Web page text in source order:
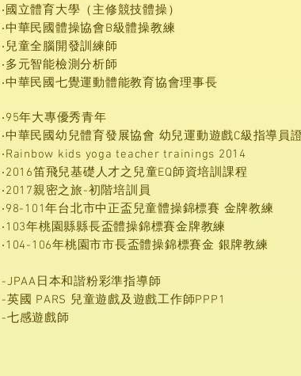
‧國立體育大學（主修競技體操）
‧中華民國體操協會B級體操教練
‧兒童全腦開發訓練師
‧多元智能檢測分析師
‧中華民國七覺運動體能教育協會理事長
‧95年大專優秀青年
‧中華民國幼兒體育發展協會 幼兒運動遊戲C級指導員
‧Rainbow kids yoga teacher trainings 2014
‧2016笛飛兒基礎人才之兒童EQ師資培訓課程
‧2017親密之旅-初階培訓員
‧98-101年台北市中正盃兒童體操錦標賽 金牌教練
‧103年桃園縣縣長盃體操錦標賽金牌教練
‧104-106年桃園市市長盃體操錦標賽金 銀牌教練
-JPAA日本和諧粉彩準指導師
-英國 PARS 兒童遊戲及遊戲工作師PPP1
-七感遊戲師